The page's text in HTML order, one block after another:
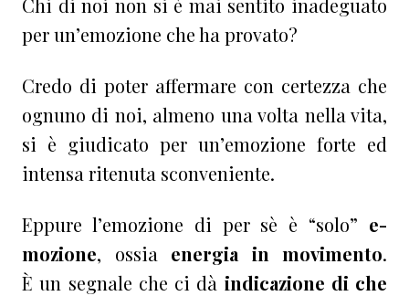
per un’emozione che ha provato?
Credo di poter affermare con certezza che
ognuno di noi, almeno una volta nella vita,
si è giudicato per un’emozione forte ed
intensa ritenuta sconveniente.
Eppure l’emozione di per sè è “solo” e-
mozione, ossia energia in movimento.
È un segnale che ci dà indicazione di che